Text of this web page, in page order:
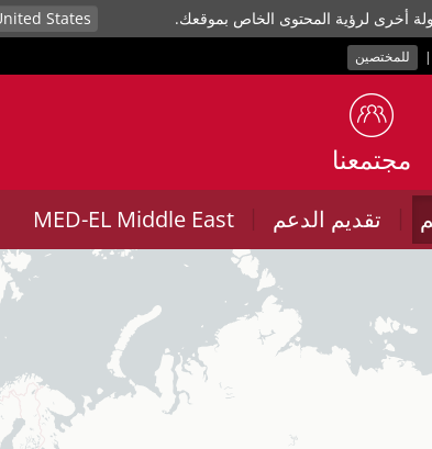
أخرى لرؤية المحتوى الخاص بموقعك.
| للمختصين
مجتمعنا
| تقديم الدعم |
MED-EL Middle East